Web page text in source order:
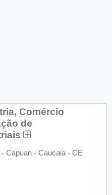
Comércio
de
Capuan - Caucaia - CE